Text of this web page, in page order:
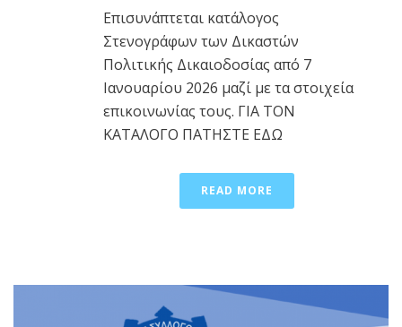
Επισυνάπτεται κατάλογος
Στενογράφων των Δικαστών
Πολιτικής Δικαιοδοσίας από 7
Ιανουαρίου 2026 μαζί με τα στοιχεία
επικοινωνίας τους. ΓΙΑ ΤΟΝ
ΚΑΤΑΛΟΓΟ ΠΑΤΗΣΤΕ ΕΔΩ
READ MORE